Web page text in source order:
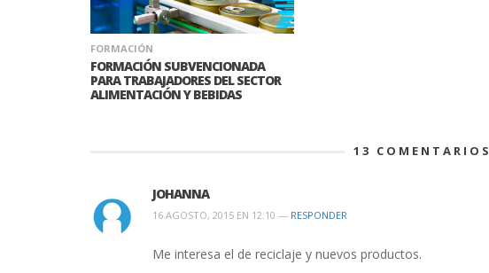
FORMACIÓN
FORMACIÓN SUBVENCIONADA
PARA TRABAJADORES DEL SECTOR
ALIMENTACIÓN Y BEBIDAS
13 COMENTARIOS
JOHANNA
16 AGOSTO, 2015 EN 12:10 — RESPONDER
Me interesa el de reciclaje y nuevos productos.